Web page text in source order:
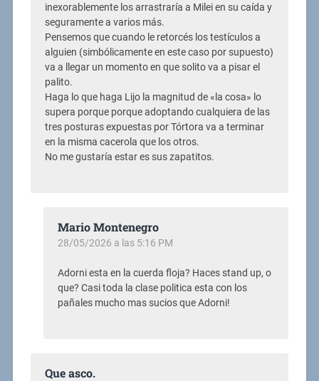
inexorablemente los arrastraría a Milei en su caída y
seguramente a varios más.
Pensemos que cuando le retorcés los testículos a
alguien (simbólicamente en este caso por supuesto)
va a llegar un momento en que solito va a pisar el
palito.
Haga lo que haga Lijo la magnitud de «la cosa» lo
supera porque porque adoptando cualquiera de las
tres posturas expuestas por Tórtora va a terminar
en la misma cacerola que los otros.
No me gustaría estar es sus zapatitos.
Mario Montenegro
28/05/2026 a las 5:16 PM
Adorni esta en la cuerda floja? Haces stand up, o
que? Casi toda la clase politica esta con los
pañales mucho mas sucios que Adorni!
Que asco.